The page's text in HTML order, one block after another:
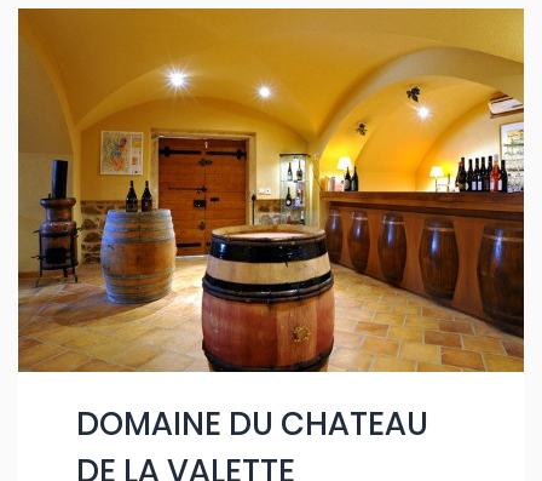
DOMAINE DU CHATEAU
DE LA VALETTE